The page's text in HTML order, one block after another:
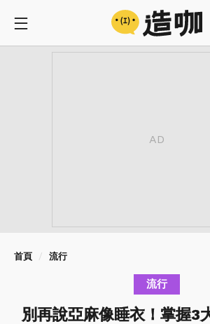
首頁 流行
流行
別再說亞麻像睡衣！掌握3